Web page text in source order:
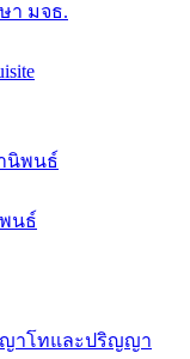
า มจธ.
นิพนธ์
นธ์
าโทและปริญญา